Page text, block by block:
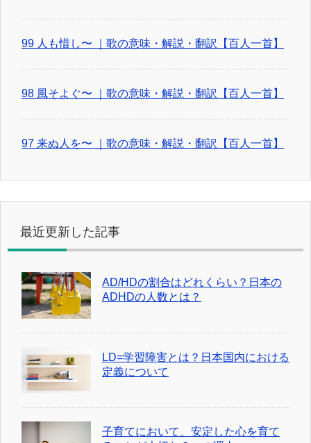
99 人も惜し〜 ｜歌の意味・解説・翻訳【百人一首】
98 風そよぐ〜 ｜歌の意味・解説・翻訳【百人一首】
97 来ぬ人を〜 ｜歌の意味・解説・翻訳【百人一首】
最近更新した記事
AD/HDの割合はどれくらい？日本の
ADHDの人数とは？
LD=学習障害とは？日本国内における
定義について
子育てにおいて、安定した心を育て